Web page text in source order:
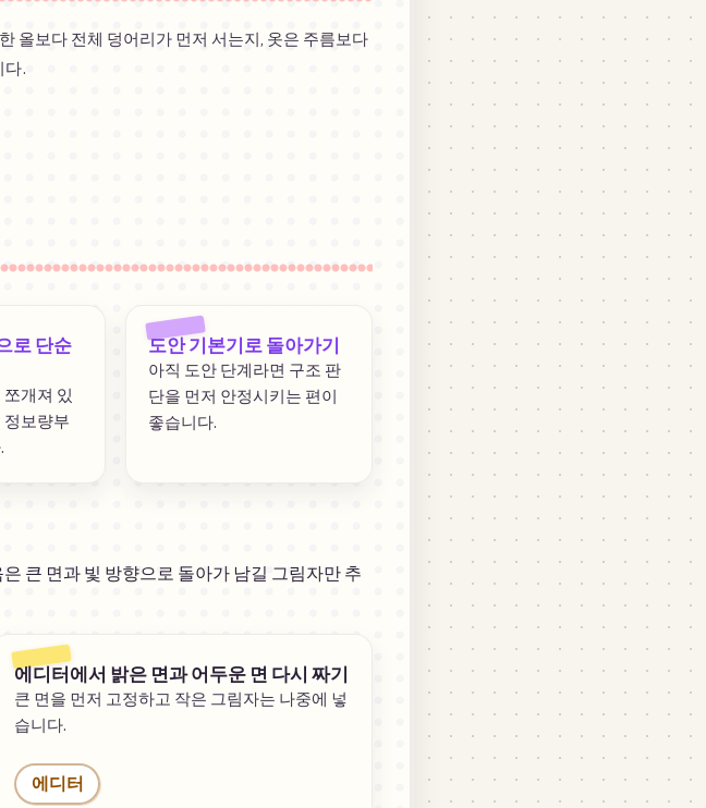
올보다 전체 덩어리가 먼저 서는지, 옷은 주름보다
다.
로 단순
개져 있
정보량부
도안 기본기로 돌아가기
아직 도안 단계라면 구조 판
단을 먼저 안정시키는 편이
좋습니다.
큰 면과 빛 방향으로 돌아가 남길 그림자만 추
에디터에서 밝은 면과 어두운 면 다시 짜기
큰 면을 먼저 고정하고 작은 그림자는 나중에 넣
습니다.
에디터